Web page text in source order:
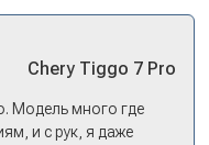
Chery Tiggo 7 Pro
Модель много где
и с рук, я даже